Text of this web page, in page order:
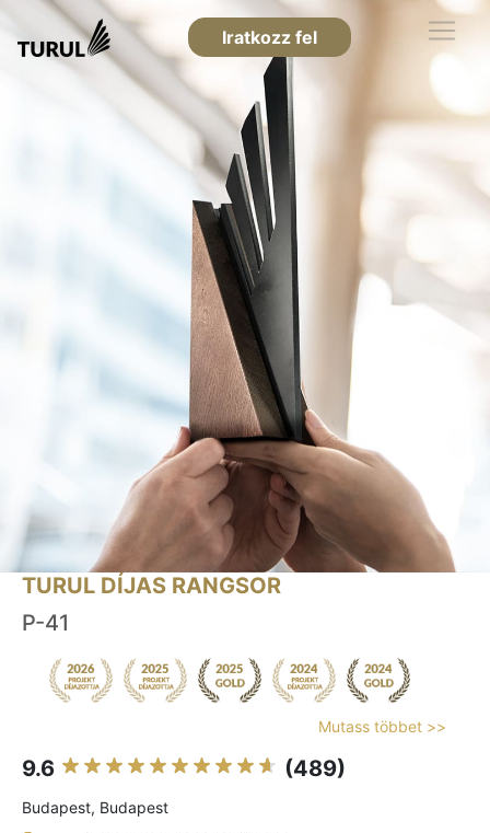
Iratkozz fel
TURUL DÍJAS RANGSOR
P-41
Mutass többet >>
9.6 (489)
Budapest, Budapest